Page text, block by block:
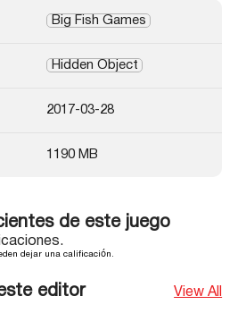
Big Fish Games
Hidden Object
2017-03-28
1190 MB
de este juego
dejar una calificación.
editor View All